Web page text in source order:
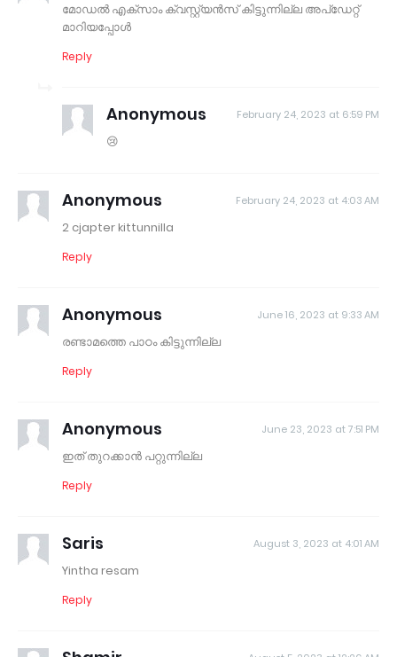
മോഡൽ എക്സാം ക്വസ്റ്റ്യൻസ് കിട്ടുന്നില്ല അപ്ഡേറ്റ്
മാറിയപ്പോൾ
Reply
Anonymous February 24, 2023 at 6:59 PM
😢
Anonymous February 24, 2023 at 4:03 AM
2 cjapter kittunnilla
Reply
Anonymous June 16, 2023 at 9:33 AM
രണ്ടാമത്തെ പാഠം കിട്ടുന്നില്ല
Reply
Anonymous June 23, 2023 at 7:51 PM
ഇത് തുറക്കാൻ പറ്റുന്നില്ല
Reply
Saris August 3, 2023 at 4:01 AM
Yintha resam
Reply